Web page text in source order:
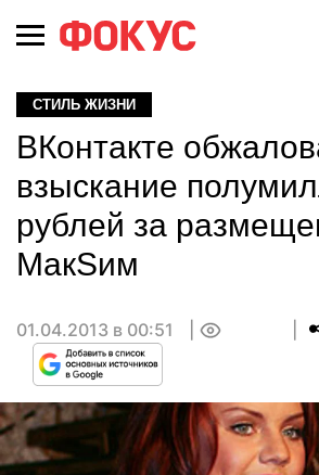
СТИЛЬ ЖИЗНИ
ВКонтакте
взыскание
рублей за
МакSим
01.04.2013 в 00:51